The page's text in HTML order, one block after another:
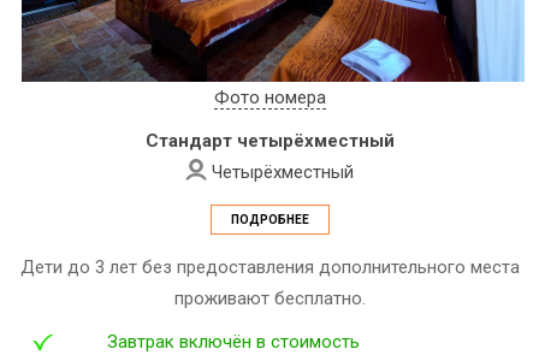
Фото номера
Стандарт четырёхместный
Четырёхместный
ПОДРОБНЕЕ
Дети до 3 лет без предоставления дополнительного места
проживают бесплатно.
Завтрак включён в стоимость